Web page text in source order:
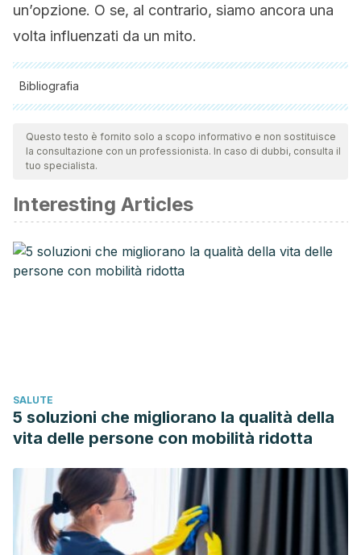
un’opzione. O se, al contrario, siamo ancora una
volta influenzati da un mito.
Bibliografia
Tutte le fonti citate sono state esaminate a fondo dal nostro
team per garantirne la qualità, l'affidabilità, l'attualità e la
validità. La bibliografia di questo articolo è stata considerata
Araujo, M.; Kraemer, P.; Evidencia Científica sobre la
Efectividad y Seguridad de la Hidroterapia Colónica y la
Mesoterapia; Unidad de Evaluación de Tecnologías de
Salud; 2006.
2000.
Barret, S.; Gastrointestinal Quackery: Colonics, Laxatives
and More; Quackwatch; 2010.
Hsu, H.; Leung, W.; Hu, G.; Treatment of Irritable Bowel
Syndrome with a Novel Colonic Irrigation System: a Pilot
Study; Techniques in Coloproctology; 20: 551 – 557; 2016.
Koch, S.; Melenhorst, J.; van Gemert, W.; Baeten, C.;
Questo testo è fornito solo a scopo informativo e non sostituisce
la consultazione con un professionista. In caso di dubbi, consulta il
tuo specialista.
Interesting Articles
SALUTE
5 soluzioni che migliorano la qualità della
vita delle persone con mobilità ridotta